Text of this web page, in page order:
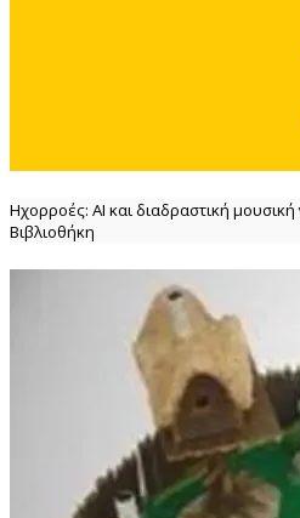
Ηχορροές: ΑΙ και διαδραστική
Βιβλιοθήκη